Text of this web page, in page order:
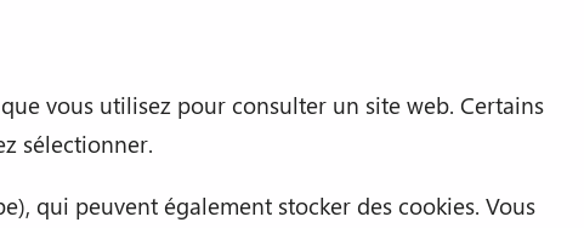
vous utilisez pour consulter un site web. Certains
sélectionner.
qui peuvent également stocker des cookies. Vous